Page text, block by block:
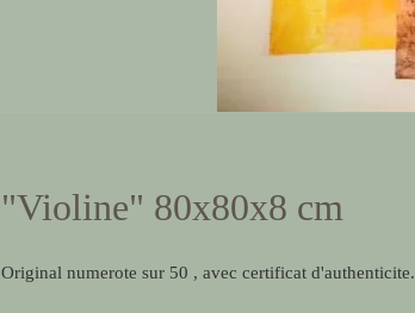
"Violine" 80x80x8 cm
Original numerote sur 50 , avec certificat d'authenticite.